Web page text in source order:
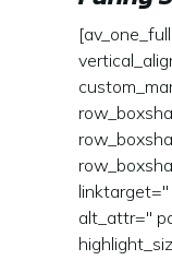
alt_attr=''